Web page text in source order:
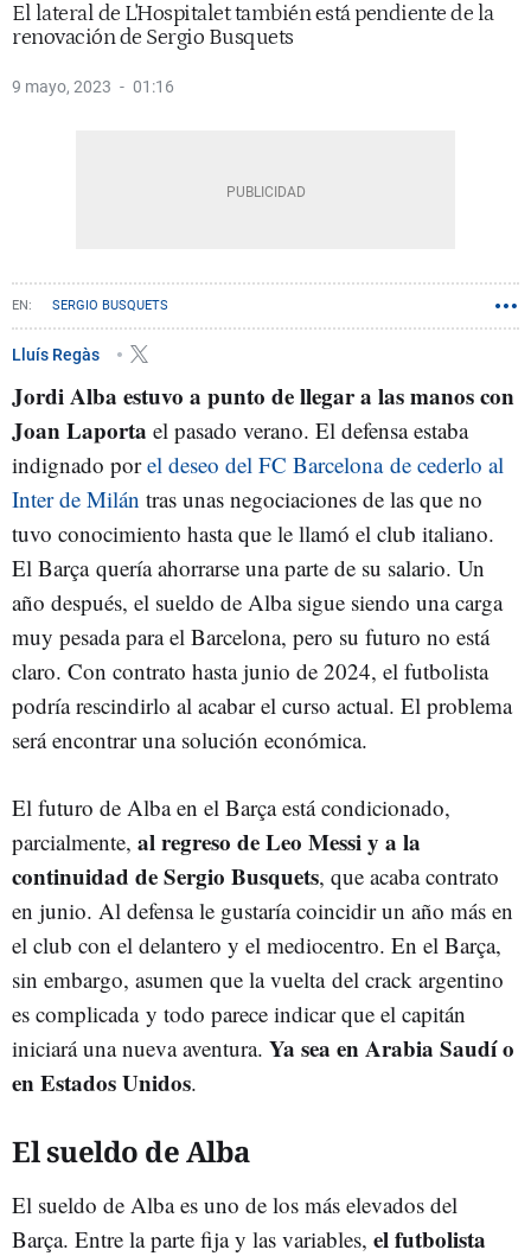
El lateral de L'Hospitalet también está pendiente de la
renovación de Sergio Busquets
9 mayo, 2023 01:16
SERGIO BUSQUETS
Lluís Regàs
Jordi Alba estuvo a punto de llegar a las manos con
Joan Laporta el pasado verano. El defensa estaba
indignado porel deseo del FC Barcelona de cederlo al
Inter de Milán tras unas negociaciones de las que no
tuvo conocimiento hasta que le llamó el club italiano.
El Barça quería ahorrarse una parte de su salario. Un
año después, el sueldo de Alba sigue siendo una carga
muy pesada para el Barcelona, pero su futuro no está
claro. Con contrato hasta junio de 2024, el futbolista
podría rescindirlo al acabar el curso actual. El problema
será encontrar una solución económica.
El futuro de Alba en el Barça está condicionado,
parcialmente, al regreso de Leo Messi y a la
continuidad de Sergio Busquets, que acaba contrato
en junio. Al defensa le gustaría coincidir un año más en
el club con el delantero y el mediocentro. En el Barça,
sin embargo, asumen que la vuelta del crack argentino
es complicada y todo parece indicar que el capitán
iniciará una nueva aventura. Ya sea en Arabia Saudí o
en Estados Unidos.
El sueldo de Alba
El sueldo de Alba es uno de los más elevados del
Barça. Entre la parte fija y las variables, el futbolista